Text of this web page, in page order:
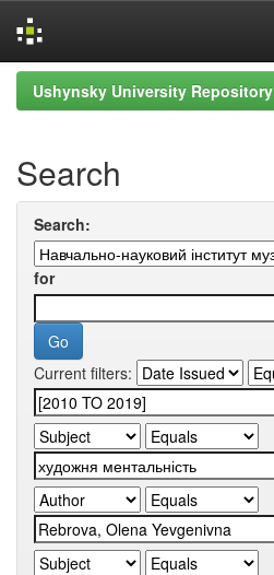
Skip
navigation
Ushynsky University Repository
Search
Search:
for
Current filters: